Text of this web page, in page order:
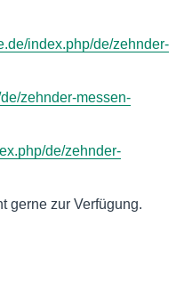
index.php/de/zehnder-
zehnder-messen-
de/zehnder-
gerne zur Verfügung.